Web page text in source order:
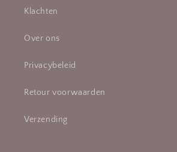
Klachten
Over ons
Privacybeleid
Retour voorwaarden
Verzending